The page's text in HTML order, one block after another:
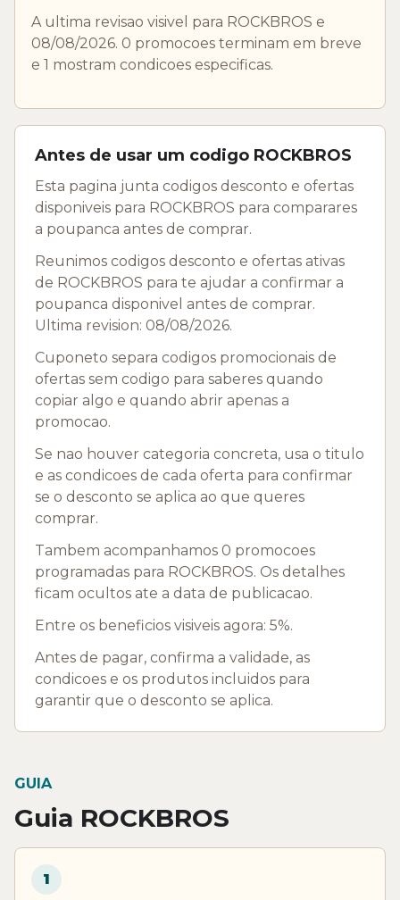
A ultima revisao visivel para ROCKBROS e
08/08/2026. 0 promocoes terminam em breve
e 1 mostram condicoes especificas.
Antes de usar um codigo ROCKBROS
Esta pagina junta codigos desconto e ofertas
disponiveis para ROCKBROS para comparares
a poupanca antes de comprar.
Reunimos codigos desconto e ofertas ativas
de ROCKBROS para te ajudar a confirmar a
poupanca disponivel antes de comprar.
Ultima revision: 08/08/2026.
Cuponeto separa codigos promocionais de
ofertas sem codigo para saberes quando
copiar algo e quando abrir apenas a
promocao.
Se nao houver categoria concreta, usa o titulo
e as condicoes de cada oferta para confirmar
se o desconto se aplica ao que queres
comprar.
Tambem acompanhamos 0 promocoes
programadas para ROCKBROS. Os detalhes
ficam ocultos ate a data de publicacao.
Entre os beneficios visiveis agora: 5%.
Antes de pagar, confirma a validade, as
condicoes e os produtos incluidos para
garantir que o desconto se aplica.
GUIA
Guia ROCKBROS
1